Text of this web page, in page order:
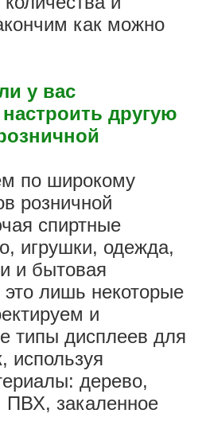
как можно
у вас
другую
по широкому
розничной
спиртные
игрушки, одежда,
и бытовая
это лишь некоторые
и
типы дисплеев для
используя
дерево,
ПВХ, закаленное